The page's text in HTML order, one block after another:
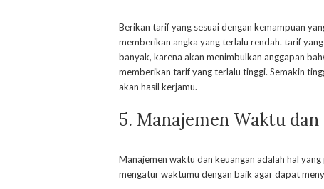
Berikan tarif yang sesuai dengan kemampuan
memberikan angka yang terlalu rendah. tarif
banyak, karena akan menimbulkan anggapan
memberikan tarif yang terlalu tinggi. Semakin
akan hasil kerjamu.
5. Manajemen Waktu dan
Manajemen waktu dan keuangan adalah hal
mengatur waktumu dengan baik agar dapat